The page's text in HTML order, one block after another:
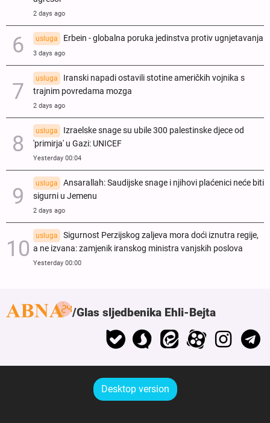
2 days ago
usluga Erbein - globalna poruka jedinstva protiv ugnjetavanja
3 days ago
usluga
Iranski napadi ostavili stotine američkih vojnika s
trajnim povredama mozga
2 days ago
usluga
Izraelske snage su ubile 300 palestinske djece od
'primirja' u Gazi: UNICEF
Yesterday 00:04
usluga
Ansarallah: Saudijske snage i njihovi plaćenici neće biti
sigurni u Jemenu
2 days ago
usluga
Sigurnost Perzijskog zaljeva mora doći iznutra regije,
a ne izvana: zamjenik iranskog ministra vanjskih poslova
Yesterday 00:00
Glas sljedbenika Ehli-Bejta
Desktop version